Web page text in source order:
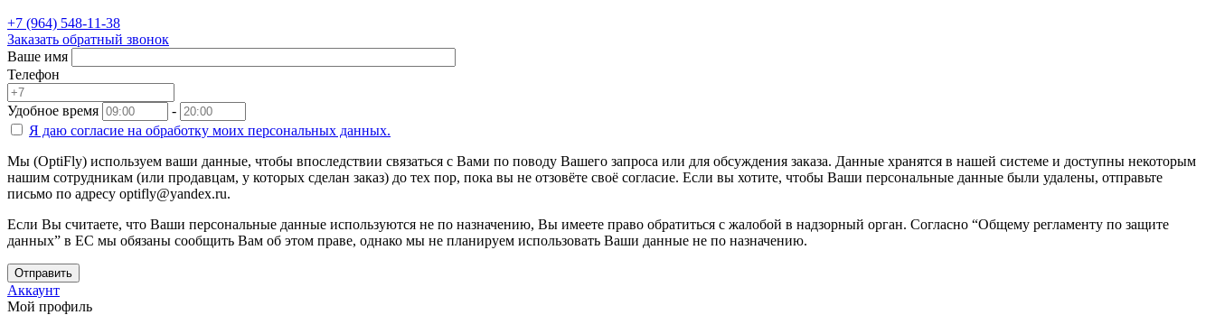
+7 (964) 548-11-38
Заказать обратный звонок
Ваше имя
Телефон
Удобное время
-
Я даю согласие на обработку моих персональных данных.
Мы (OptiFly) используем ваши данные, чтобы впоследствии связаться с Вами по поводу Вашего запроса или для обсуждения заказа. Данные хранятся в нашей системе и доступны некоторым
нашим сотрудникам (или продавцам, у которых сделан заказ) до тех пор, пока вы не отзовёте своё согласие. Если вы хотите, чтобы Ваши персональные данные были удалены, отправьте
письмо по адресу optifly@yandex.ru.
Если Вы считаете, что Ваши персональные данные используются не по назначению, Вы имеете право обратиться с жалобой в надзорный орган. Согласно “Общему регламенту по защите
данных” в ЕС мы обязаны сообщить Вам об этом праве, однако мы не планируем использовать Ваши данные не по назначению.
Отправить
Аккаунт
Мой профиль